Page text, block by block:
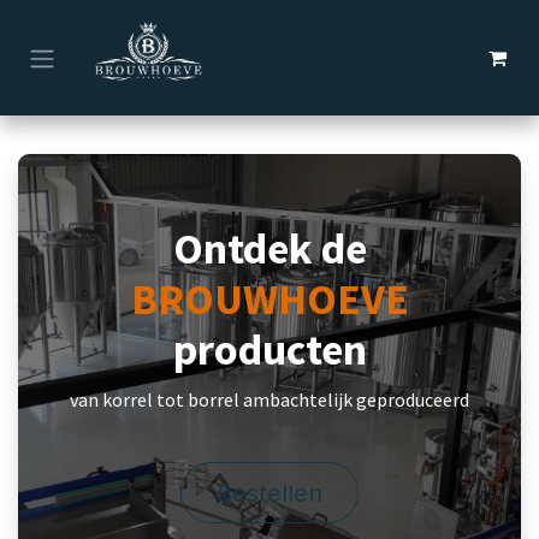
Overslaan naar inhoud
Ontdek de
BROUWHOEVE
producten
van korrel tot borrel ambachtelijk geproduceerd
Bestellen